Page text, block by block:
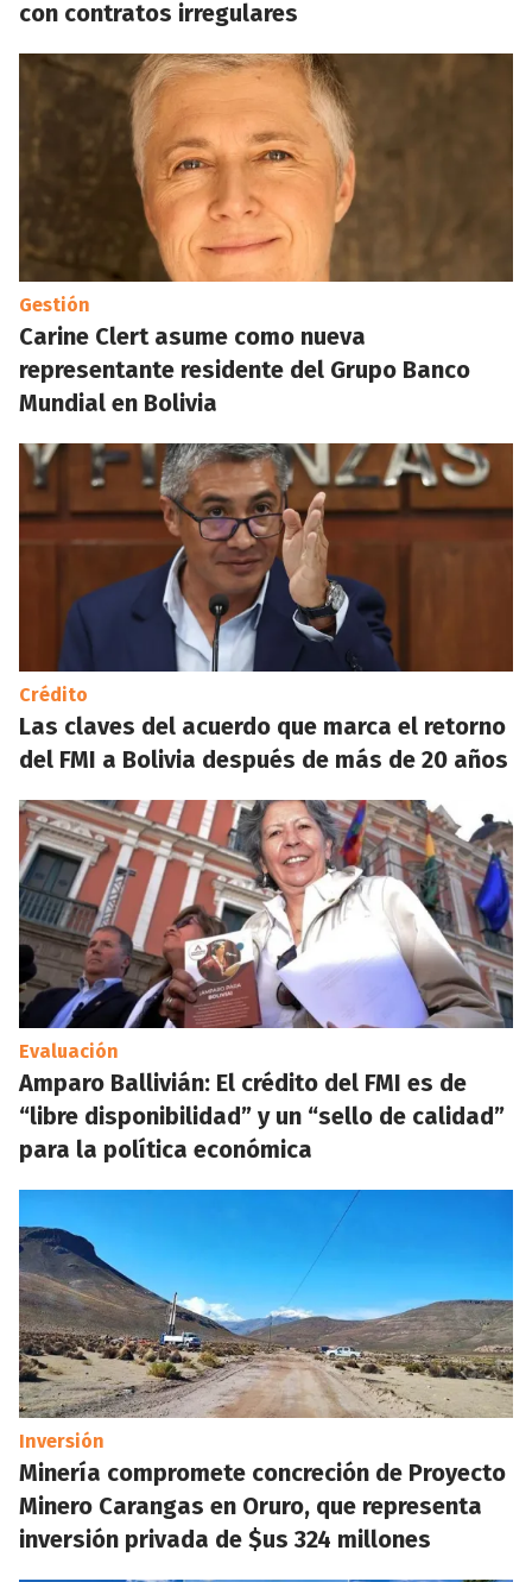
con contratos irregulares
Gestión
Carine Clert asume como nueva
representante residente del Grupo Banco
Mundial en Bolivia
Crédito
Las claves del acuerdo que marca el retorno
del FMI a Bolivia después de más de 20 años
Evaluación
Amparo Ballivián: El crédito del FMI es de
“libre disponibilidad” y un “sello de calidad”
para la política económica
Inversión
Minería compromete concreción de Proyecto
Minero Carangas en Oruro, que representa
inversión privada de $us 324 millones